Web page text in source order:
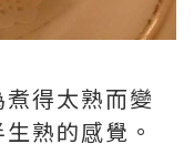
得太熟而變
熟的感覺。